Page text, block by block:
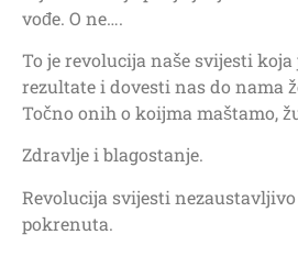
vođe. O ne….
To je revolucija naše svijesti
rezultate i dovesti nas do nama
Točno onih o koijma maštamo,
Zdravlje i blagostanje.
Revolucija svijesti
pokrenuta.